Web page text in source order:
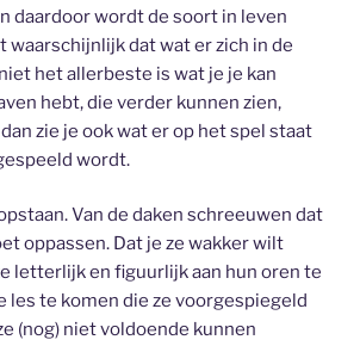
daardoor wordt de soort in leven
waarschijnlijk dat wat er zich in de
het allerbeste is wat je je kan
hebt, die verder kunnen zien,
zie je ook wat er op het spel staat
wordt.
Van de daken schreeuwen dat
oppassen. Dat je ze wakker wilt
letterlijk en figuurlijk aan hun oren te
les te komen die ze voorgespiegeld
(nog) niet voldoende kunnen